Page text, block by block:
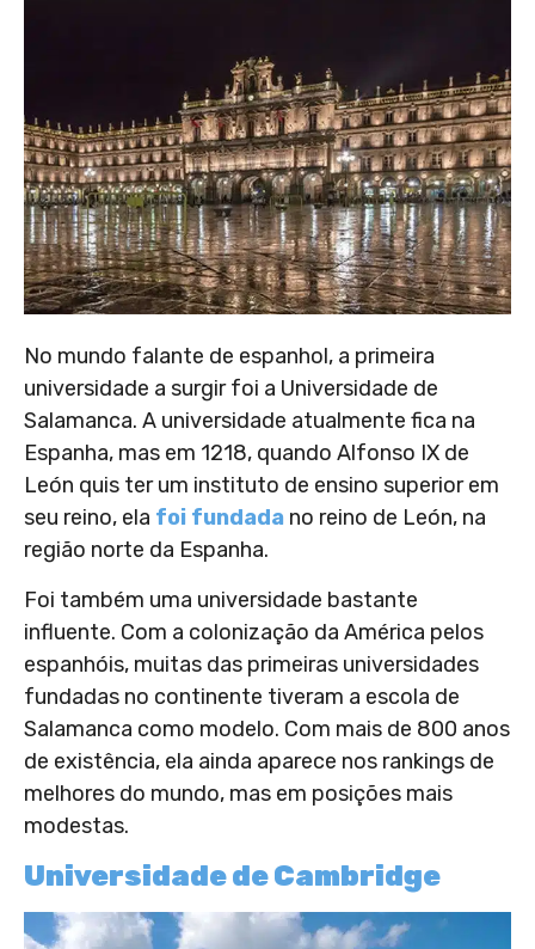
No mundo falante de espanhol, a primeira
universidade a surgir foi a Universidade de
Salamanca. A universidade atualmente fica na
Espanha, mas em 1218, quando Alfonso IX de
León quis ter um instituto de ensino superior em
seu reino, ela foi fundada no reino de León, na
região norte da Espanha.
Foi também uma universidade bastante
influente. Com a colonização da América pelos
espanhóis, muitas das primeiras universidades
fundadas no continente tiveram a escola de
Salamanca como modelo. Com mais de 800 anos
de existência, ela ainda aparece nos rankings de
melhores do mundo, mas em posições mais
modestas.
Universidade de Cambridge